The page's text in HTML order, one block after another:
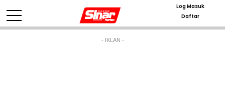
Log Masuk
Daftar
- IKLAN -